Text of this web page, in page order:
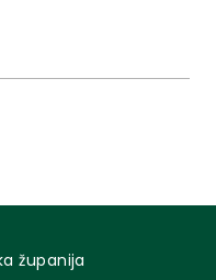
o ovoj važnoj
županija